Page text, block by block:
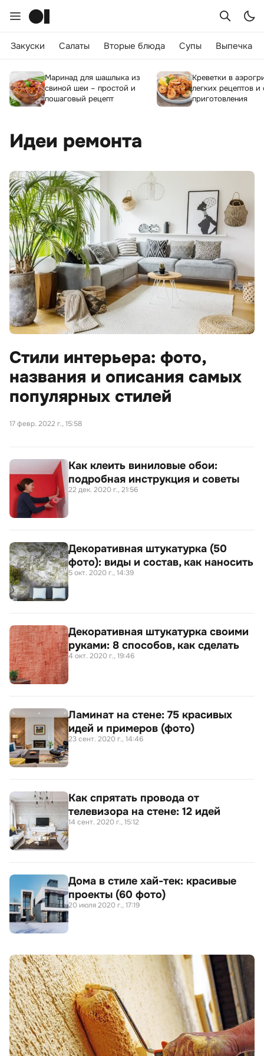
Закуски Салаты Вторые блюда Супы Выпечка
Маринад для шашлыка из
свиной шеи – простой и
пошаговый рецепт
Креветки в
легких рецептов и
приготовления
Идеи ремонта
Стили интерьера: фото,
названия и описания самых
популярных стилей
17 февр. 2022 г., 15:58
Как клеить виниловые обои:
подробная инструкция и советы
22 дек. 2020 г., 21:56
Декоративная штукатурка (50
фото): виды и состав, как наносить
5 окт. 2020 г., 14:39
Декоративная штукатурка своими
руками: 8 способов, как сделать
4 окт. 2020 г., 19:46
Ламинат на стене: 75 красивых
идей и примеров (фото)
23 сент. 2020 г., 14:46
Как спрятать провода от
телевизора на стене: 12 идей
14 сент. 2020 г., 15:12
Дома в стиле хай-тек: красивые
проекты (60 фото)
20 июля 2020 г., 17:19